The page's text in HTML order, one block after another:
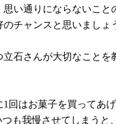
思い通りにならないこと
チャンスと思いましょ
立石さんが大切なことを
1回はお菓子を買ってあ
つも我慢させてしまうと